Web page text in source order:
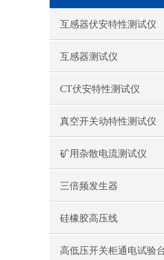
互感器伏安特性测试仪
互感器测试仪
CT伏安特性测试仪
真空开关动特性测试仪
矿用杂散电流测试仪
三倍频发生器
硅橡胶高压线
高低压开关柜通电试验